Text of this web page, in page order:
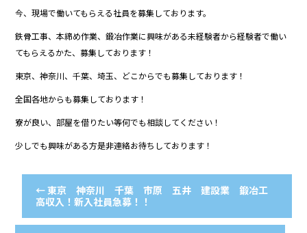
今、現場で働いてもらえる社員を募集しております。
鉄骨工事、本締め作業、鍛冶作業に興味がある未経験者から経験者で働い
てもらえるかた、募集しております！
東京、神奈川、千葉、埼玉、どこからでも募集しております！
全国各地からも募集しております！
寮が良い、部屋を借りたい等何でも相談してください！
少しでも興味がある方是非連絡お待ちしております！
←東京 神奈川 千葉 市原 五井 建設業 鍛冶工
高収入！新入社員急募！！